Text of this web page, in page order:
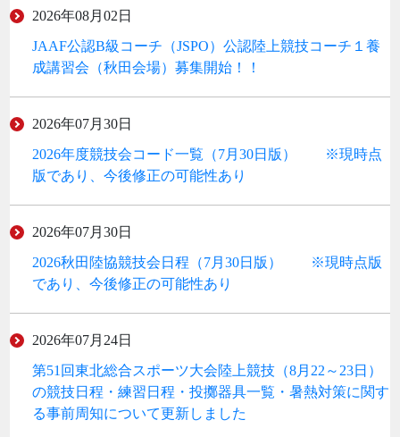
2026年08月02日
JAAF公認B級コーチ（JSPO）公認陸上競技コーチ１養
成講習会（秋田会場）募集開始！！
2026年07月30日
2026年度競技会コード一覧（7月30日版） ※現時点
版であり、今後修正の可能性あり
2026年07月30日
2026秋田陸協競技会日程（7月30日版） ※現時点版
であり、今後修正の可能性あり
2026年07月24日
第51回東北総合スポーツ大会陸上競技（8月22～23日）
の競技日程・練習日程・投擲器具一覧・暑熱対策に関す
る事前周知について更新しました